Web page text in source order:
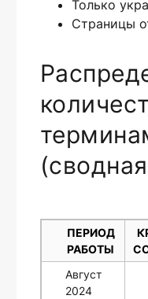
Только
Страницы
ПЕРИОД
РАБОТЫ
Август
2024